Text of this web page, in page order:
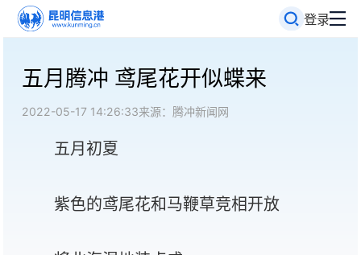
登录
五月腾冲 鸢尾花开似蝶来
2022-05-17 14:26:33来源：腾冲新闻网
五月初夏
紫色的鸢尾花和马鞭草竞相开放